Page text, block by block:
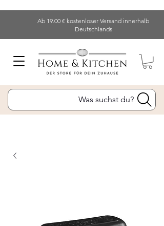
Ab 19.00 € kostenloser Versand innerhalb
Deutschlands
Was suchst du?